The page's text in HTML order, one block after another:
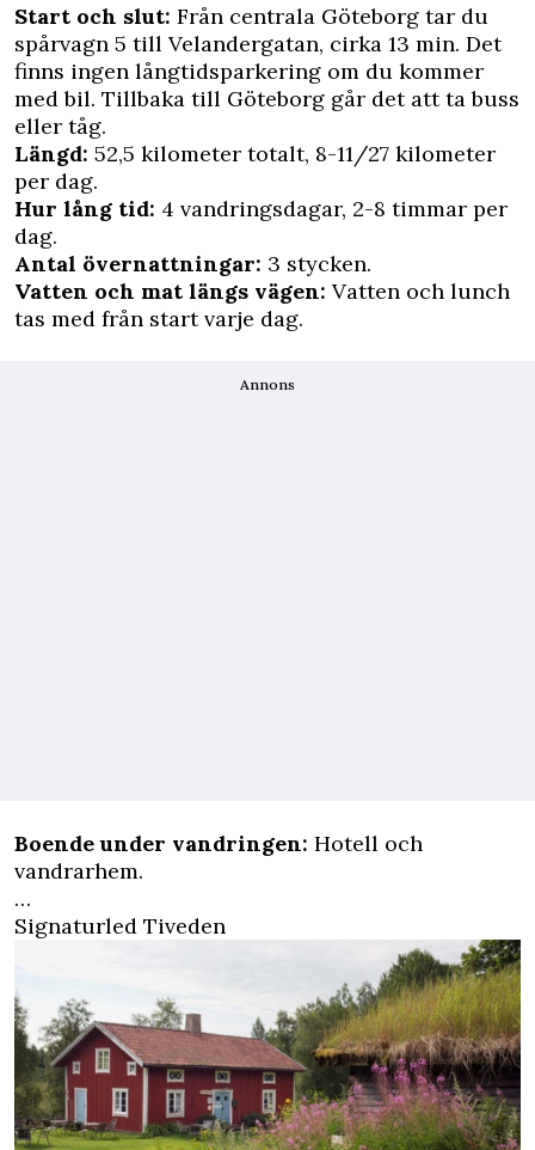
Start och slut: Från centrala Göteborg tar du
spårvagn 5 till Velandergatan, cirka 13 min. Det
finns ingen långtidsparkering om du kommer
med bil. Tillbaka till Göteborg går det att ta buss
eller tåg.
Längd: 52,5 kilometer totalt, 8-11/27 kilometer
per dag.
Hur lång tid: 4 vandringsdagar, 2-8 timmar per
dag.
Antal övernattningar: 3 stycken.
Vatten och mat längs vägen: Vatten och lunch
tas med från start varje dag.
Annons
Boende under vandringen: Hotell och
vandrarhem.
…
Signaturled Tiveden